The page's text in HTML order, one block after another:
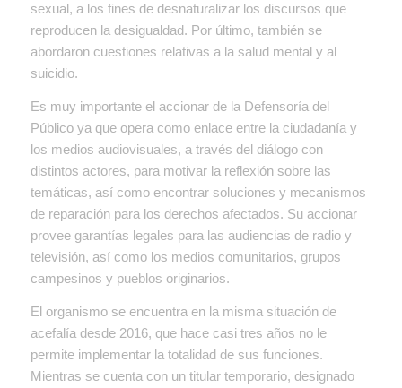
sexual, a los fines de desnaturalizar los discursos que
reproducen la desigualdad. Por último, también se
abordaron cuestiones relativas a la salud mental y al
suicidio.
Es muy importante el accionar de la Defensoría del
Público ya que opera como enlace entre la ciudadanía y
los medios audiovisuales, a través del diálogo con
distintos actores, para motivar la reflexión sobre las
temáticas, así como encontrar soluciones y mecanismos
de reparación para los derechos afectados. Su accionar
provee garantías legales para las audiencias de radio y
televisión, así como los medios comunitarios, grupos
campesinos y pueblos originarios.
El organismo se encuentra en la misma situación de
acefalía desde 2016, que hace casi tres años no le
permite implementar la totalidad de sus funciones.
Mientras se cuenta con un titular temporario, designado